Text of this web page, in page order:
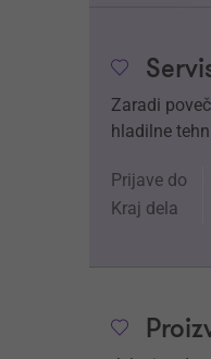
Zaradi
hladilne
Prijave do
Kraj dela